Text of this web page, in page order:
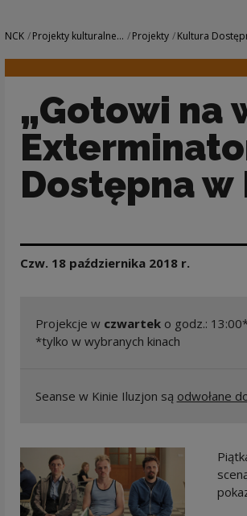
Nawigacja
NCK Projekty kulturalne... Projekty Kultura
„Gotowi na
Dostępna w
Czw. 18 października 2018r.
Projekcje w czwartek o godz.:
*tylko w wybranych kinach
Seanse w Kinie Iluzjon są odwołane